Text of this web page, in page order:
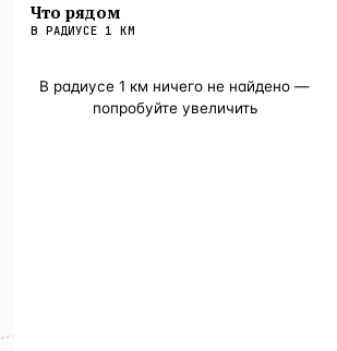
Что рядом
В РАДИУСЕ 1 КМ
В радиусе 1 км ничего не найдено —
попробуйте увеличить